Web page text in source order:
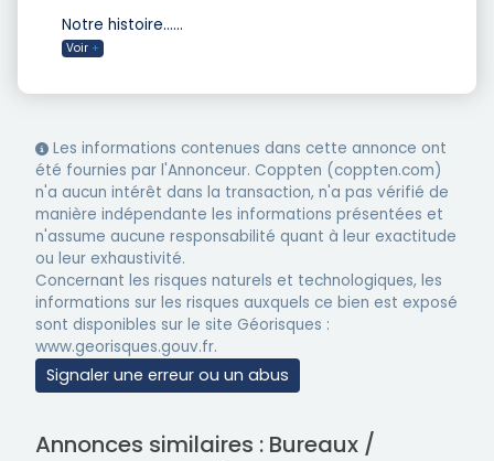
Notre histoire…...
Voir +
Les informations contenues dans cette annonce ont
été fournies par l'Annonceur. Coppten (coppten.com)
n'a aucun intérêt dans la transaction, n'a pas vérifié de
manière indépendante les informations présentées et
n'assume aucune responsabilité quant à leur exactitude
ou leur exhaustivité.
Concernant les risques naturels et technologiques, les
informations sur les risques auxquels ce bien est exposé
sont disponibles sur le site Géorisques :
www.georisques.gouv.fr.
Signaler une erreur ou un abus
Annonces similaires : Bureaux /